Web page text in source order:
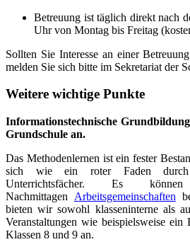
Betreuung ist täglich direkt nach
Uhr von Montag bis Freitag
Sollten Sie Interesse an einer
melden Sie sich bitte im Sekretariat der
Weitere wichtige Punkte
Informationstechnische
Grundschule an.
Das Methodenlernen ist ein fester
sich wie ein roter Faden
Unterrichtsfächer. Es
Nachmittagen Arbeitsgemeinschaften
bieten wir sowohl klasseninterne als
Veranstaltungen wie beispielsweise ein
Klassen 8 und 9 an.